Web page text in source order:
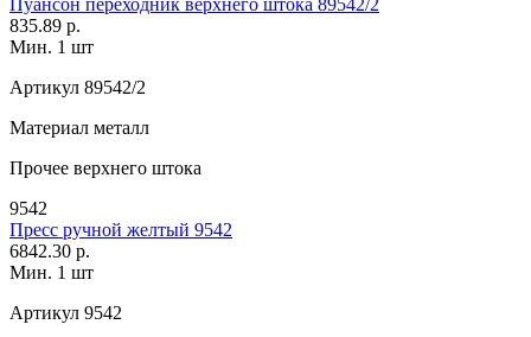
Пуансон переходник верхнего штока 89542/2
835.89 р.
Мин. 1 шт
Артикул 89542/2
Материал металл
Прочее верхнего штока
9542
Пресс ручной желтый 9542
6842.30 р.
Мин. 1 шт
Артикул 9542